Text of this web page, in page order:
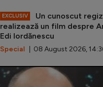
EXCLUSIV
Un cunoscut
realizează un film despre
Edi Iordănescu
Special | 08 August 2026,